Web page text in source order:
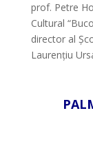
prof. Petre
Cultural
director al
Laurențiu